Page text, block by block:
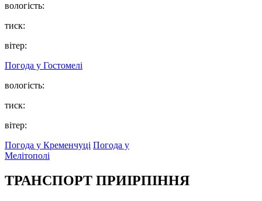
вологість:
тиск:
вітер:
Погода у Гостомелі
вологість:
тиск:
вітер:
Погода у Кременчуці Погода у
Мелітополі
ТРАНСПОРТ ПРИІРПІННЯ